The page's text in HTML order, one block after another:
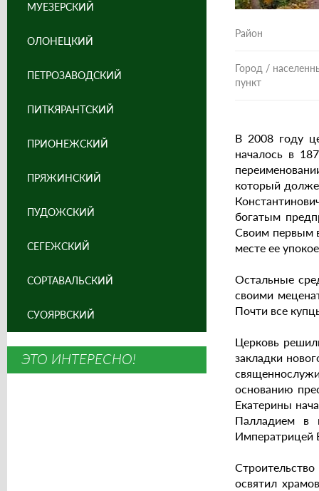
Район
Город /
пункт
В 2008 году
началось в
который
богатым
Своим первым
месте ее
Остальные
своими
Почти все
Церковь
закладки
основанию
Екатерины
Палладием в
Императрицей
освятил
МУЕЗЕРСКИЙ
ОЛОНЕЦКИЙ
ПЕТРОЗАВОДСКИЙ
ПИТКЯРАНТСКИЙ
ПРИОНЕЖСКИЙ
ПРЯЖИНСКИЙ
ПУДОЖСКИЙ
СЕГЕЖСКИЙ
СОРТАВАЛЬСКИЙ
СУОЯРВСКИЙ
ЭТО ИНТЕРЕСНО!